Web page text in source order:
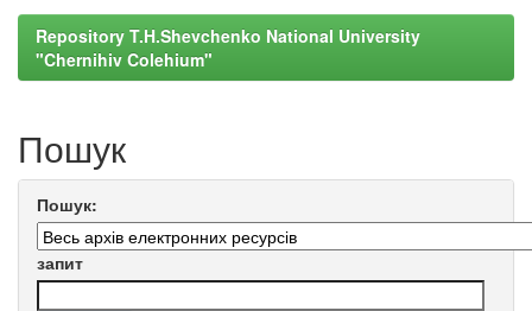
Repository T.H.Shevchenko National University
"Chernihiv Colehium"
Пошук
Пошук:
запит